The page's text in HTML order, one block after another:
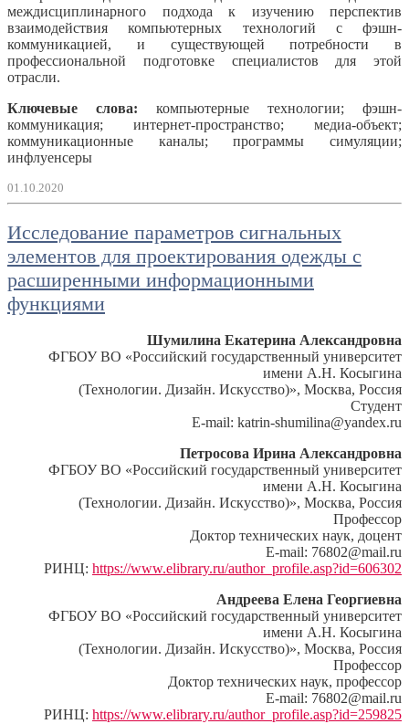
междисциплинарного подхода к изучению перспектив
взаимодействия компьютерных технологий с фэшн-
коммуникацией, и существующей потребности в
профессиональной подготовке специалистов для этой
отрасли.
Ключевые слова: компьютерные технологии; фэшн-
коммуникация; интернет-пространство; медиа-объект;
коммуникационные каналы; программы симуляции;
инфлуенсеры
01.10.2020
Исследование параметров сигнальных
элементов для проектирования одежды с
расширенными информационными
функциями
Шумилина Екатерина Александровна
ФГБОУ ВО «Российский государственный университет
имени А.Н. Косыгина
(Технологии. Дизайн. Искусство)», Москва, Россия
Студент
E-mail: katrin-shumilina@yandex.ru
Петросова Ирина Александровна
ФГБОУ ВО «Российский государственный университет
имени А.Н. Косыгина
(Технологии. Дизайн. Искусство)», Москва, Россия
Профессор
Доктор технических наук, доцент
E-mail: 76802@mail.ru
РИНЦ: https://www.elibrary.ru/author_profile.asp?id=606302
Андреева Елена Георгиевна
ФГБОУ ВО «Российский государственный университет
имени А.Н. Косыгина
(Технологии. Дизайн. Искусство)», Москва, Россия
Профессор
Доктор технических наук, профессор
E-mail: 76802@mail.ru
РИНЦ: https://www.elibrary.ru/author_profile.asp?id=259825